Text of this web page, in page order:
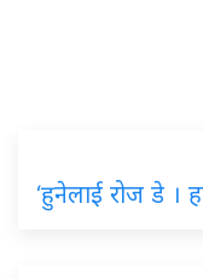
‘हुनेलाई रोज डे ।